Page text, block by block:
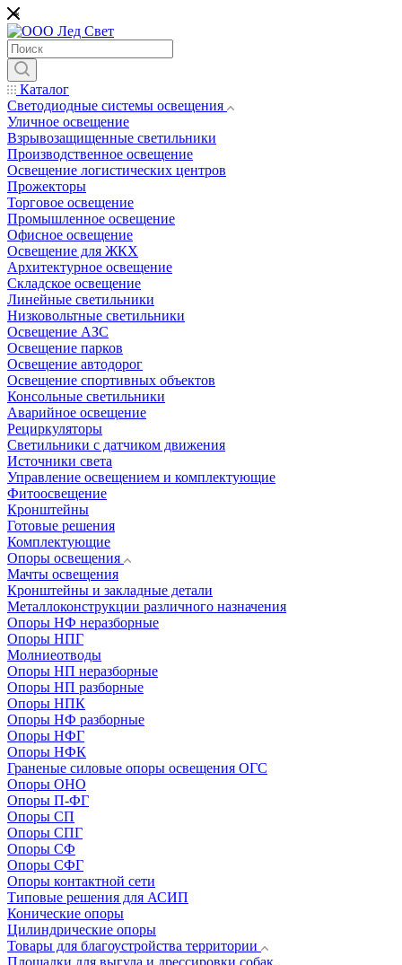
Каталог
Светодиодные системы освещения
Уличное освещение
Взрывозащищенные светильники
Производственное освещение
Освещение логистических центров
Прожекторы
Торговое освещение
Промышленное освещение
Офисное освещение
Освещение для ЖКХ
Архитектурное освещение
Складское освещение
Линейные светильники
Низковольтные светильники
Освещение АЗС
Освещение парков
Освещение автодорог
Освещение спортивных объектов
Консольные светильники
Аварийное освещение
Рециркуляторы
Светильники с датчиком движения
Источники света
Управление освещением и комплектующие
Фитоосвещение
Кронштейны
Готовые решения
Комплектующие
Опоры освещения
Мачты освещения
Кронштейны и закладные детали
Металлоконструкции различного назначения
Опоры НФ неразборные
Опоры НПГ
Молниеотводы
Опоры НП неразборные
Опоры НП разборные
Опоры НПК
Опоры НФ разборные
Опоры НФГ
Опоры НФК
Граненые силовые опоры освещения ОГС
Опоры ОНО
Опоры П-ФГ
Опоры СП
Опоры СПГ
Опоры СФ
Опоры СФГ
Опоры контактной сети
Типовые решения для АСИП
Конические опоры
Цилиндрические опоры
Товары для благоустройства территории
Площадки для выгула и дрессировки собак
*